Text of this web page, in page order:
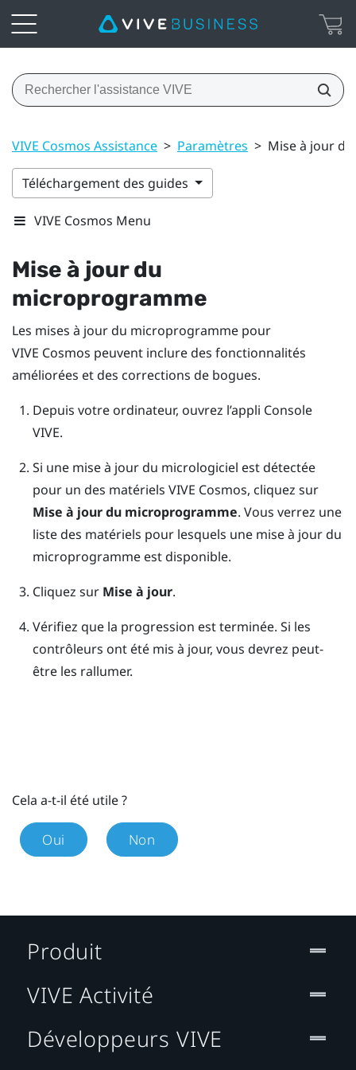
VIVE Cosmos Assistance > Paramètres > Mise à jour
Téléchargement des guides
VIVE Cosmos Menu
Mise à jour du
microprogramme
Les mises à jour du microprogramme pour
VIVE Cosmos peuvent inclure des fonctionnalités
améliorées et des corrections de bogues.
Depuis votre ordinateur, ouvrez l’appli Console
VIVE.
Si une mise à jour du micrologiciel est détectée
pour un des matériels VIVE Cosmos, cliquez sur
Mise à jour du microprogramme. Vous verrez une
liste des matériels pour lesquels une mise à jour du
microprogramme est disponible.
Cliquez sur Mise à jour.
Vérifiez que la progression est terminée. Si les
contrôleurs ont été mis à jour, vous devrez peut-
être les rallumer.
Cela a-t-il été utile ?
Oui Non
Produit
VIVE Activité
Développeurs VIVE